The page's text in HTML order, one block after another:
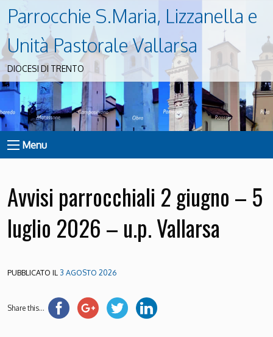
Parrocchie S.Maria, Lizzanella e
Unità Pastorale Vallarsa
DIOCESI DI TRENTO
Menu
Avvisi parrocchiali 2 giugno – 5
luglio 2026 – u.p. Vallarsa
PUBBLICATO IL 3 AGOSTO 2026
Share this...